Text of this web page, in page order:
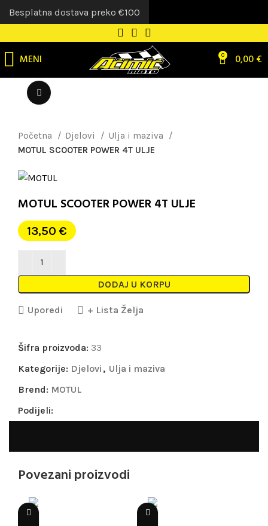
MENI 0 0,00€
Početna Djelovi
Ulja i maziva
MOTUL SCOOTER POWER 4T ULJE
MOTUL SCOOTER POWER 4T ULJE
13,50 €
DODAJ U KORPU
Uporedi + Lista Želja
Šifra proizvoda: 33
Kategorije: Djelovi , Ulja i maziva
Brend: MOTUL
Podijeli:
Povezani proizvodi
Besplatna dostava preko €100